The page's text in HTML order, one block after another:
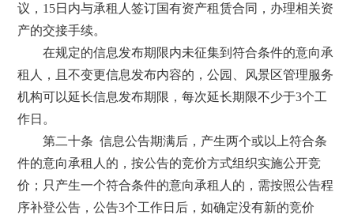
议，15日内与承租人签订国有资产租赁合同，办理相关资
产的交接手续。
在规定的信息发布期限内未征集到符合条件的意向承
租人，且不变更信息发布内容的，公园、风景区管理服务
机构可以延长信息发布期限，每次延长期限不少于3个工
作日。
第二十条 信息公告期满后，产生两个或以上符合条
件的意向承租人的，按公告的竞价方式组织实施公开竞
价；只产生一个符合条件的意向承租人的，需按照公告程
序补登公告，公告3个工作日后，如确定没有新的竞价